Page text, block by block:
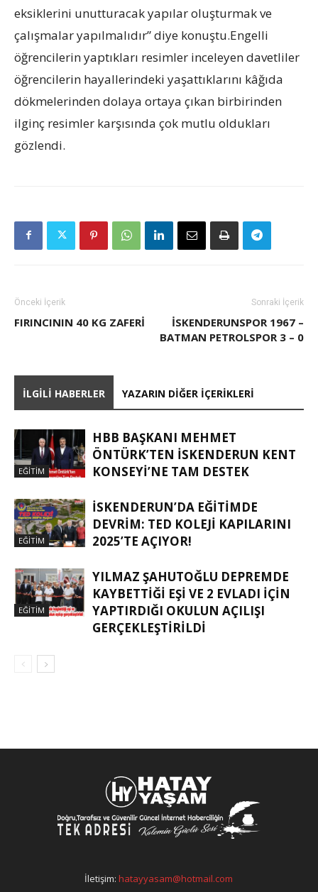
eksiklerini unutturacak yapılar oluşturmak ve
çalışmalar yapılmalıdır” diye konuştu.Engelli
öğrencilerin yaptıkları resimler inceleyen davetliler
öğrencilerin hayallerindeki yaşattıklarını kâğıda
dökmelerinden dolaya ortaya çıkan birbirinden
ilginç resimler karşısında çok mutlu oldukları
gözlendi.
Önceki İçerik
FIRINCININ 40 KG ZAFERI
Sonraki İçerik
İSKENDERUNSPOR 1967 –
BATMAN PETROLSPOR 3 – 0
İLGILI HABERLER YAZARIN DIĞER İÇERIKLERI
EĞITIM
HBB BAŞKANI MEHMET
ÖNTÜRK’TEN İSKENDERUN KENT
KONSEYI’NE TAM DESTEK
EĞITIM
İSKENDERUN’DA EĞITIMDE
DEVRIM: TED KOLEJI KAPILARINI
2025’TE AÇIYOR!
EĞITIM
YILMAZ ŞAHUTOĞLU DEPREMDE
KAYBETTIĞI EŞI VE 2 EVLADI IÇIN
YAPTIRDIĞI OKULUN AÇILIŞI
GERÇEKLEŞTIRILDI
İletişim:hatayyasam@hotmail.com